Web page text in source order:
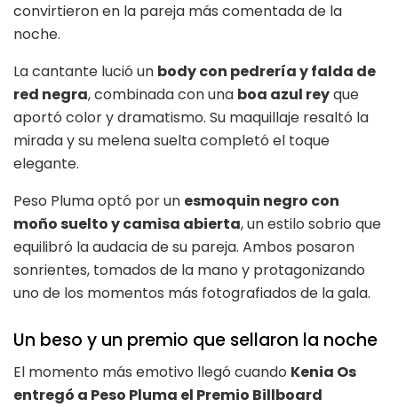
convirtieron en la pareja más comentada de la
noche.
La cantante lució un body con pedrería y falda de
red negra, combinada con una boa azul reyque
aportó color y dramatismo. Su maquillaje resaltó la
mirada y su melena suelta completó el toque
elegante.
Peso Pluma optó por un esmoquin negro con
moño suelto y camisa abierta, un estilo sobrio que
equilibró la audacia de su pareja. Ambos posaron
sonrientes, tomados de la mano y protagonizando
uno de los momentos más fotografiados de la gala.
Un beso y un premio que sellaron la noche
El momento más emotivo llegó cuando Kenia Os
entregó a Peso Pluma el Premio Billboard